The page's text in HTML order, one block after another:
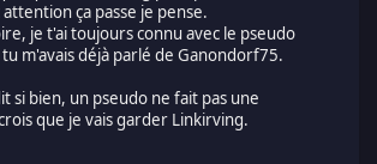
ça passe je pense.
je t'ai toujours connu avec le pseudo
m'avais déjà parlé de Ganondorf75.
si bien, un pseudo ne fait pas une
que je vais garder Linkirving.